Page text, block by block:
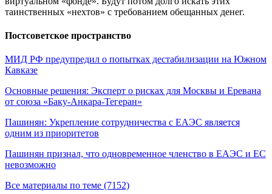
таинственных «нехтов» с требованием обещанных денег.
Постсоветское пространство
МИД РФ предупредил о попытках дестабилизации на Южном
Кавказе
Основные решения: Эксперт о рисках для Москвы и Еревана
от союза «Баку-Анкара-Тегеран»
Пашинян: Укрепление сотрудничества с ЕАЭС является
одним из приоритетов
Пашинян признал, что одновременное членство в ЕАЭС и ЕС
невозможно
Все материалы по теме (7152)